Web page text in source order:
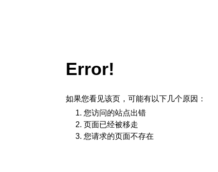
Error!
如果您看见该页，可能有以下几个原因：
您访问的站点出错
页面已经被移走
您请求的页面不存在